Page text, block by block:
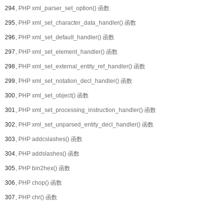
294、PHP xml_parser_set_option() 函数
295、PHP xml_set_character_data_handler() 函数
296、PHP xml_set_default_handler() 函数
297、PHP xml_set_element_handler() 函数
298、PHP xml_set_external_entity_ref_handler() 函数
299、PHP xml_set_notation_decl_handler() 函数
300、PHP xml_set_object() 函数
301、PHP xml_set_processing_instruction_handler() 函数
302、PHP xml_set_unparsed_entity_decl_handler() 函数
303、PHP addcslashes() 函数
304、PHP addslashes() 函数
305、PHP bin2hex() 函数
306、PHP chop() 函数
307、PHP chr() 函数